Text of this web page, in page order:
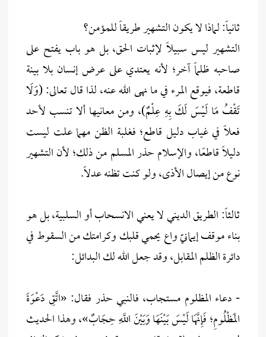
ثانياً: لماذا لا يكون التشهير طريقاً للمؤمن؟
التشهير ليس سبيلاً لإثبات الحق، بل هو باب يفتح على
صاحبه ظلماً آخر؛ لأنه يعتدي على عرض إنسان بلا بينة
قاطعة، فيوقع المرء في ما نهى الله عنه، لذا قال تعالى: (وَلَا
تَقْفُ مَا لَيْسَ لَكَ بِهِ عِلْمٌ)، ومن معانيها ألا تنسب لأحد
فعلاً في غياب دليل قاطع؛ فغلبة الظن مهما علت ليست
دليلاً قاطعًا، والإسلام حذر المسلم من ذلك؛ لأن التشهير
نوع من إيصال الأذى، ولو كنت تظنه عدلاً.
ثالثاً: الطريق الديني لا يعني الانسحاب أو السلبية، بل هو
بناء موقف إيمانيّ واع يحمي قلبك وكرامتك من السقوط في
دائرة الظلم المقابل، وقد جعل الله لك البدائل:
- دعاء المظلوم مستجاب، فالنبي حذر فقال: «اتَّقِ دَعْوَةَ
المَظْلُومِ؛ فَإِنَّهَا لَيْسَ بَيْنَهَا وَبَيْنَ اللَّهِ حِجَابٌ»، وهذا الحديث